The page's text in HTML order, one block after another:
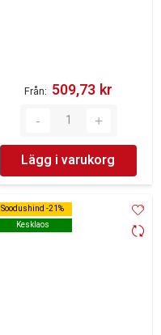
Från 509,73 kr‎
Lägg i varukorg
Soodushind -21%
Kesklaos
Soodushind -21%
Kesklaos